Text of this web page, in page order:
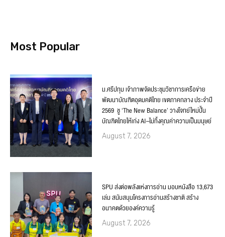
Most Popular
ม.ศรีปทุม เจ้าภาพจัดประชุมวิชาการเครือข่าย
พัฒนาบัณฑิตอุดมคติไทย เขตภาคกลาง ประจำปี
2569 ชู ‘The New Balance’ วางโจทย์ใหม่ปั้น
บัณฑิตไทยให้เก่ง AI–ไม่ทิ้งคุณค่าความเป็นมนุษย์
August 7, 2026
SPU ส่งต่อพลังแห่งการอ่าน มอบหนังสือ 13,673
เล่ม สนับสนุนโครงการอ่านสร้างชาติ สร้าง
อนาคตด้วยองค์ความรู้
August 7, 2026